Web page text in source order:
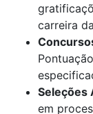
carreira
Seleções
em